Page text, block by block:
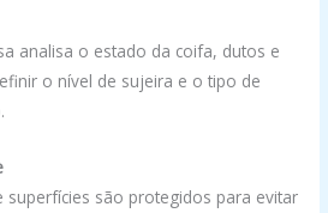
analisa o estado da coifa, dutos e
o nível de sujeira e o tipo de
superfícies são protegidos para evitar